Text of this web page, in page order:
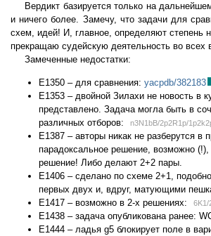
Вердикт базируется только на
и ничего более. Замечу, что задачи для
схем, идей! И, главное, определяют степень
прекращаю судейскую деятельность во всех
Замеченные недостатки:
E1350 – для сравнения: yacpdb/382183
Е1353 – двойной Зилахи не новость в
представлено. Задача могла быть в
различных отборов:
n3N1bB/2p2R1p/
Е1387 – авторы никак не разберутся
парадоксальное решение, возможно
решение! Либо делают 2+2 пары.
Е1406 – сделано по схеме 2+1,
первых двух и, вдруг, матующими
Е1417 – возможно в 2-х решениях:
6K1/
Е1438 – задача опубликована ранее:
Е1444 – ладья g5 блокирует поле в